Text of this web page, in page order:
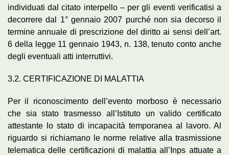
individuati dal citato interpello – per gli eventi verificatisi a
decorrere dal 1° gennaio 2007 purché non sia decorso il
termine annuale di prescrizione del diritto ai sensi dell’art.
6 della legge 11 gennaio 1943, n. 138, tenuto conto anche
degli eventuali atti interruttivi.
3.2. CERTIFICAZIONE DI MALATTIA
Per il riconoscimento dell’evento morboso è necessario
che sia stato trasmesso all’Istituto un valido certificato
attestante lo stato di incapacità temporanea al lavoro. Al
riguardo si richiamano le norme relative alla trasmissione
telematica delle certificazioni di malattia all’Inps attuate a